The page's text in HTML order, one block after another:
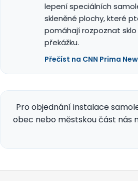
lepení speciálních
skleněné plochy, které
pomáhají rozpoznat sklo
překážku.
Přečíst na CNN Prima
Pro objednání instalace
obec nebo městskou část nás